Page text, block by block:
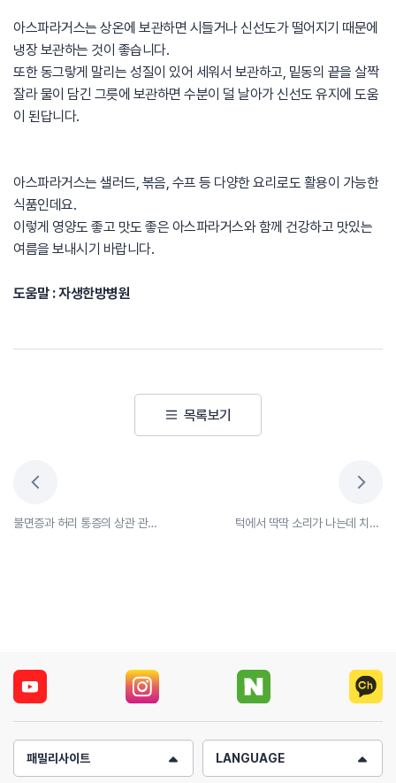
아스파라거스는 상온에 보관하면 시들거나 신선도가 떨어지기 때문에
냉장 보관하는 것이 좋습니다.
또한 동그랗게 말리는 성질이 있어 세워서 보관하고, 밑동의 끝을 살짝
잘라 물이 담긴 그릇에 보관하면 수분이 덜 날아가 신선도 유지에 도움
이 된답니다.
아스파라거스는 샐러드, 볶음, 수프 등 다양한 요리로도 활용이 가능한
식품인데요.
이렇게 영양도 좋고 맛도 좋은 아스파라거스와 함께 건강하고 맛있는
여름을 보내시기 바랍니다.
도움말 : 자생한방병원
불면증과 허리 통증의 상관 관계?
목록보기
턱에서 딱딱 소리가 나는데 치료 가능할까?
패밀리사이트 LANGUAGE